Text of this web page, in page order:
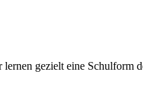
lernen gezielt eine Schulform